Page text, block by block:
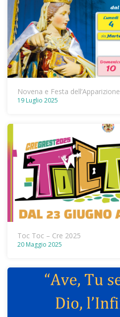
Novena e Festa dell’Apparizione
19 Luglio 2025
Toc Toc – Cre 2025
20 Maggio 2025